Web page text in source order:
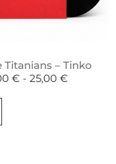
Titanians – Tinko
€ - 25,00 €